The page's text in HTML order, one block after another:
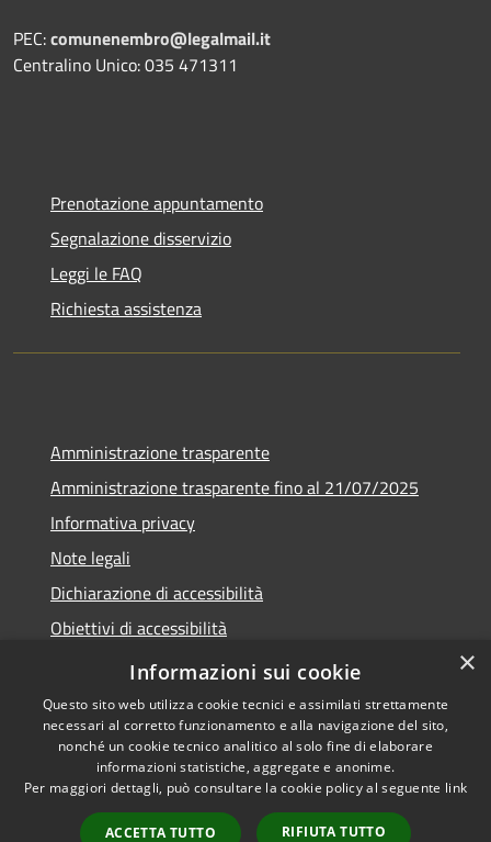
PEC:comunenembro@legalmail.it
Centralino Unico: 035 471311
Prenotazione appuntamento
Segnalazione disservizio
Leggi le FAQ
Richiesta assistenza
Amministrazione trasparente
Amministrazione trasparente fino al 21/07/2025
Informativa privacy
Note legali
Dichiarazione di accessibilità
Obiettivi di accessibilità
Piano di miglioramento
Accessibilità
Copyright © 2026 • Comune di
Nembro • Powered by
Municipium•
Accesso
×
Informazioni sui cookie
Questo sito web utilizza cookie tecnici e assimilati strettamente
necessari al corretto funzionamento e alla navigazione del sito,
nonché un cookie tecnico analitico al solo fine di elaborare
informazioni statistiche, aggregate e anonime.
Per maggiori dettagli, può consultare la cookie policy al seguente link
ACCETTA TUTTO RIFIUTA TUTTO